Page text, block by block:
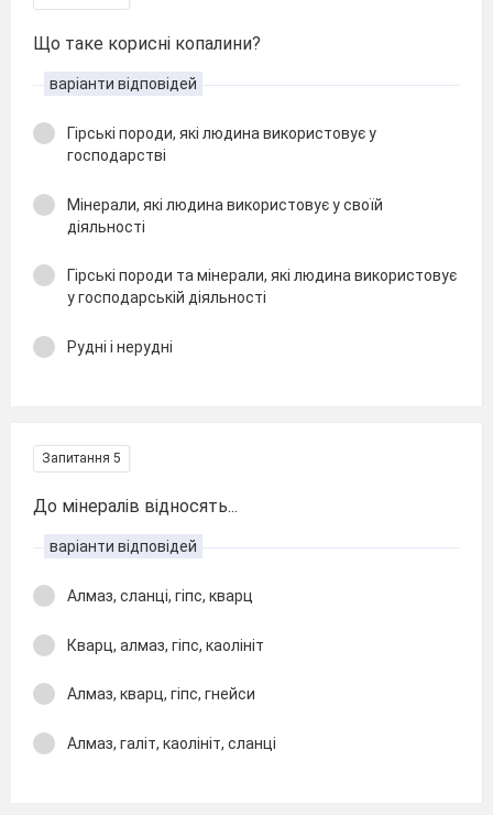
Що таке корисні копалини?
варіанти відповідей
Гірські породи, які людина використовує у
господарстві
Мінерали, які людина використовує у своїй
діяльності
Гірські породи та мінерали, які людина використовує
у господарській діяльності
Рудні і нерудні
Запитання 5
До мінералів відносять...
варіанти відповідей
Алмаз, сланці, гіпс, кварц
Кварц, алмаз, гіпс, каолініт
Алмаз, кварц, гіпс, гнейси
Алмаз, галіт, каолініт, сланці